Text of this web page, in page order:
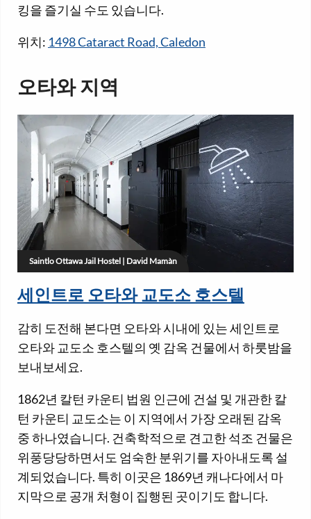
킹을 즐기실 수도 있습니다.
위치: 1498 Cataract Road, Caledon
오타와 지역
Saintlo Ottawa Jail Hostel | David Mamàn
세인트로 오타와 교도소 호스텔
감히 도전해 본다면 오타와 시내에 있는 세인트로
오타와 교도소 호스텔의 옛 감옥 건물에서 하룻밤을
보내보세요.
1862년 칼턴 카운티 법원 인근에 건설 및 개관한 칼
턴 카운티 교도소는 이 지역에서 가장 오래된 감옥
중 하나였습니다. 건축학적으로 견고한 석조 건물은
위풍당당하면서도 엄숙한 분위기를 자아내도록 설
계되었습니다. 특히 이곳은 1869년 캐나다에서 마
지막으로 공개 처형이 집행된 곳이기도 합니다.